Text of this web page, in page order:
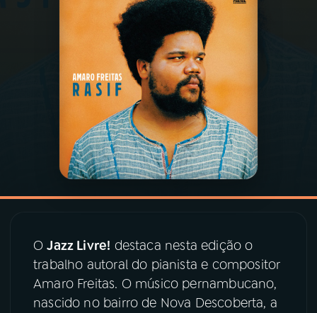
PROGRAMAÇÃO
VIDEOCASTS
07ÚLTIMAS
08PRÊMIO RÁDIO MEC
ACOMPANHE A RÁDIO MEC
OJazz Livre! destaca nesta edição o
trabalho autoral do pianista e compositor
Amaro Freitas. O músico pernambucano,
nascido no bairro de Nova Descoberta, a